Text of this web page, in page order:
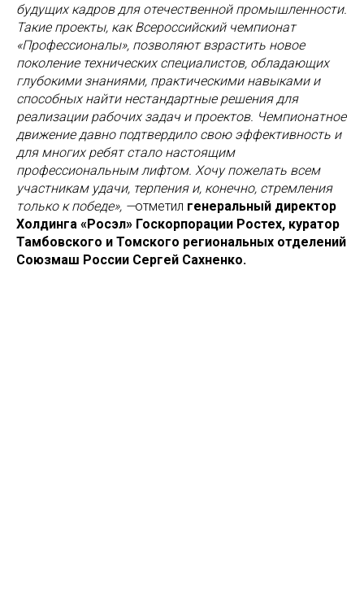
будущих кадров для отечественной промышленности.
Такие проекты, как Всероссийский чемпионат
«Профессионалы», позволяют взрастить новое
поколение технических специалистов, обладающих
глубокими знаниями, практическими навыками и
способных найти нестандартные решения для
реализации рабочих задач и проектов. Чемпионатное
движение давно подтвердило свою эффективность и
для многих ребят стало настоящим
профессиональным лифтом. Хочу пожелать всем
участникам удачи, терпения и, конечно, стремления
только к победе», —отметил генеральный директор
Холдинга «Росэл» Госкорпорации Ростех, куратор
Тамбовского и Томского региональных отделений
Союзмаш России Сергей Сахненко.